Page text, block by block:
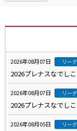
2026年08月07日 リーグ
2026プレナスなでし
2026年08月07日 リーグ
2026プレナスなでし
2026年08月05日 リーグ